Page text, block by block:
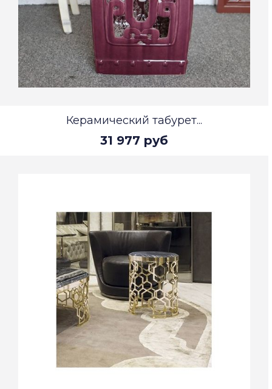
Керамический табурет...
31 977 руб